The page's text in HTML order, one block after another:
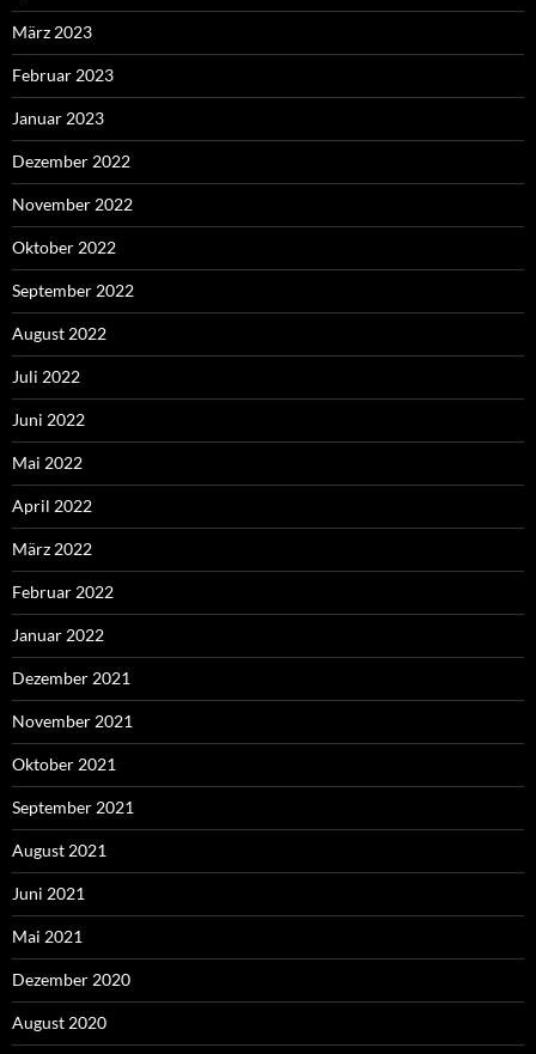
März 2023
Februar 2023
Januar 2023
Dezember 2022
November 2022
Oktober 2022
September 2022
August 2022
Juli 2022
Juni 2022
Mai 2022
April 2022
März 2022
Februar 2022
Januar 2022
Dezember 2021
November 2021
Oktober 2021
September 2021
August 2021
Juni 2021
Mai 2021
Dezember 2020
August 2020